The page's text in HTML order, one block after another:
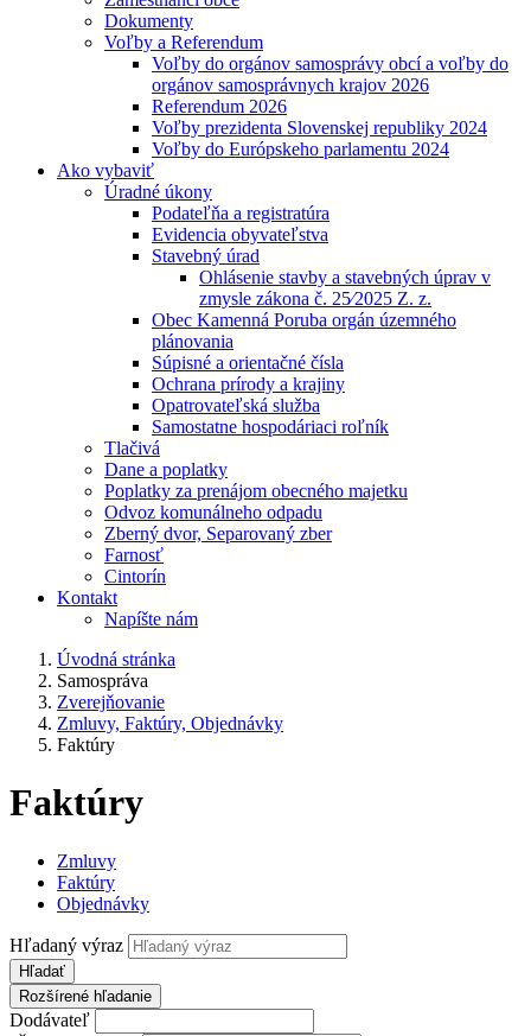
Dokumenty
Voľby a Referendum
Voľby do orgánov samosprávy obcí a voľby do
orgánov samosprávnych krajov 2026
Referendum 2026
Voľby prezidenta Slovenskej republiky 2024
Voľby do Európskeho parlamentu 2024
Ako vybaviť
Úradné úkony
Podateľňa a registratúra
Evidencia obyvateľstva
Stavebný úrad
Ohlásenie stavby a stavebných úprav v
zmysle zákona č. 25⁄2025 Z. z.
Obec Kamenná Poruba orgán územného
plánovania
Súpisné a orientačné čísla
Ochrana prírody a krajiny
Opatrovateľská služba
Samostatne hospodáriaci roľník
Tlačivá
Dane a poplatky
Poplatky za prenájom obecného majetku
Odvoz komunálneho odpadu
Zberný dvor, Separovaný zber
Farnosť
Cintorín
Kontakt
Napíšte nám
Úvodná stránka
Samospráva
Zverejňovanie
Zmluvy, Faktúry, Objednávky
Faktúry
Faktúry
Zmluvy
Faktúry
Objednávky
Hľadaný výraz
Hľadať
Rozšírené hľadanie
Dodávateľ